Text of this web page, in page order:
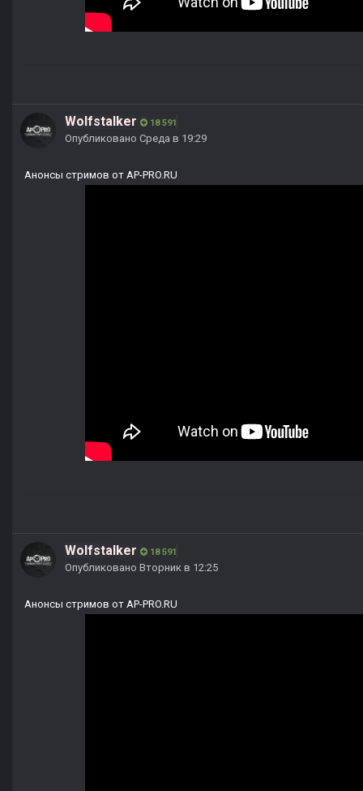
Wolfstalker 18 591
Опубликовано Среда в 19:29
Анонсы стримов от AP-PRO.RU
Wolfstalker 18 591
Опубликовано Вторник в 12:25
Анонсы стримов от AP-PRO.RU